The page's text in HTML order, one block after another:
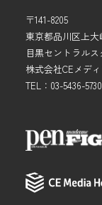
〒141-8205
東京都品川区上大
目黒セントラルス
株式会社CEメデ
TEL：03-5436-5730